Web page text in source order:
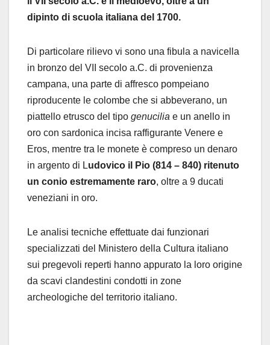
dipinto di scuola italiana del 1700.
Di particolare rilievo vi sono una fibula a navicella
in bronzo del VII secolo a.C. di provenienza
campana, una parte di affresco pompeiano
riproducente le colombe che si abbeverano, un
piattello etrusco del tipo genucilia e un anello in
oro con sardonica incisa raffigurante Venere e
Eros, mentre tra le monete è compreso un denaro
in argento di Ludovico il Pio (814 – 840) ritenuto
un conio estremamente raro, oltre a 9 ducati
veneziani in oro.
Le analisi tecniche effettuate dai funzionari
specializzati del Ministero della Cultura italiano
sui pregevoli reperti hanno appurato la loro origine
da scavi clandestini condotti in zone
archeologiche del territorio italiano.